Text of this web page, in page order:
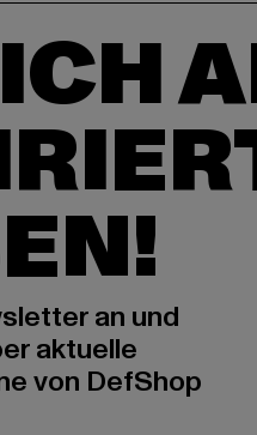
an und
aktuelle
von DefShop